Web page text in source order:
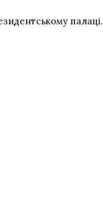
палаці.